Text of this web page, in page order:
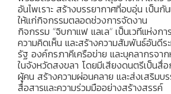
อันไพเราะ สร้างบรรยากาศที่อบอุ่น เป็นกั
ให้แก่กิจกรรมตลอดช่วงการจัดงาน
กิจกรรม “จิบกาแฟ แลเล” เป็นเวทีแห่งก
ความคิดเห็น และสร้างความสัมพันธ์อันดีร
รัฐ องค์กรภาคีเครือข่าย และบุคลากรจา
ในจังหวัดสงขลา โดยมีเสียงดนตรีเป็นสื่อ
ผู้คน สร้างความผ่อนคลาย และส่งเสริมบ
สื่อสารและความร่วมมืออย่างสร้างสรรค์